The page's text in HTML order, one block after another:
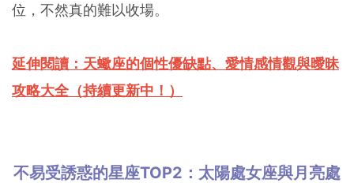
位，不然真的難以收場。
延伸閱讀：天蠍座的個性優缺點、愛情感情觀與曖昧
攻略大全（持續更新中！）
不易受誘惑的星座TOP2：太陽處女座與月亮處